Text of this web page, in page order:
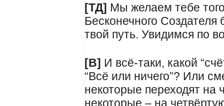
[ТД] Мы желаем тебе
Бесконечного Создателя
твой путь. Увидимся по
[В] И всё-таки, какой
“Всё или ничего”? Или
некоторые переходят на
некоторые – на